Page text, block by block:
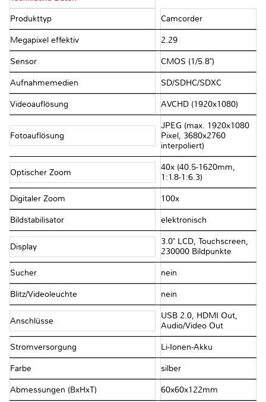
Produkttyp Camcorder
Megapixel effektiv 2.29
Sensor CMOS (1/5.8")
Aufnahmemedien SD/​SDHC/​SDXC
Videoauflösung AVCHD (1920x1080)
Fotoauflösung
JPEG (max. 1920x1080
Pixel, 3680x2760
interpoliert)
Optischer Zoom
40x (40.5-1620mm,
1:1.8-1:6.3)
Digitaler Zoom 100x
Bildstabilisator elektronisch
Display
3.0" LCD, Touchscreen,
230000 Bildpunkte
Sucher nein
Blitz/Videoleuchte nein
Anschlüsse
USB 2.0, HDMI Out,
Audio/​Video Out
Stromversorgung Li-Ionen-Akku
Farbe silber
Abmessungen (BxHxT) 60x60x122mm